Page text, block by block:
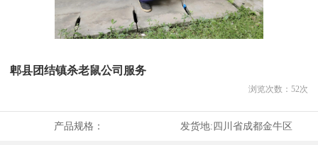
郫县团结镇杀老鼠公司服务
浏览次数： 52次
产品规格： 发货地:四川省成都金牛区